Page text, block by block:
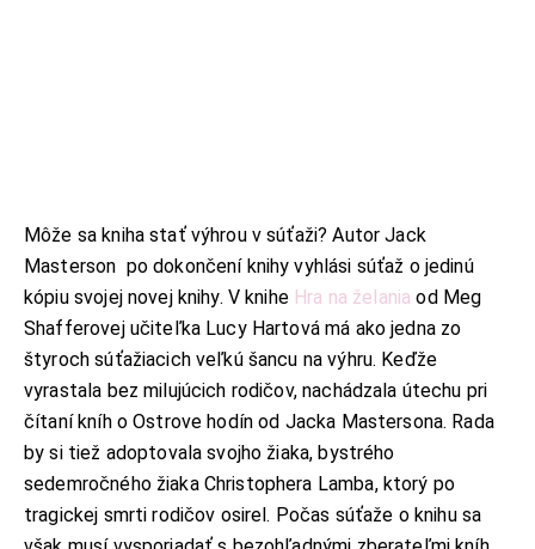
Môže sa kniha stať výhrou v súťaži? Autor Jack
Masterson po dokončení knihy vyhlási súťaž o jedinú
kópiu svojej novej knihy. V knihe Hra na želania od Meg
Shafferovej učiteľka Lucy Hartová má ako jedna zo
štyroch súťažiacich veľkú šancu na výhru. Keďže
vyrastala bez milujúcich rodičov, nachádzala útechu pri
čítaní kníh o Ostrove hodín od Jacka Mastersona. Rada
by si tiež adoptovala svojho žiaka, bystrého
sedemročného žiaka Christophera Lamba, ktorý po
tragickej smrti rodičov osirel. Počas súťaže o knihu sa